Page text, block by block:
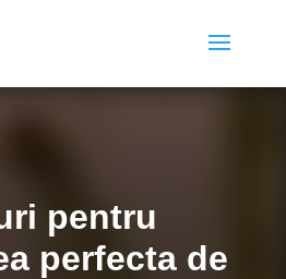
pentru
perfecta de